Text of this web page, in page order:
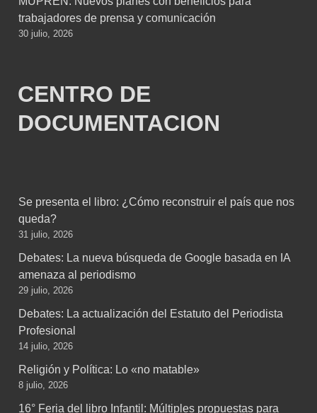
trabajadores de prensa y comunicación
30 julio, 2026
CENTRO DE
DOCUMENTACION
Se presenta el libro: ¿Cómo reconstruir el país que nos
queda?
31 julio, 2026
Debates: La nueva búsqueda de Google basada en IA
amenaza al periodismo
29 julio, 2026
Debates: La actualización del Estatuto del Periodista
Profesional
14 julio, 2026
Religión y Política: Lo «no matable»
8 julio, 2026
16° Feria del libro Infantil: Múltiples propuestas para